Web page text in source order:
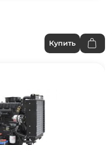
Купить